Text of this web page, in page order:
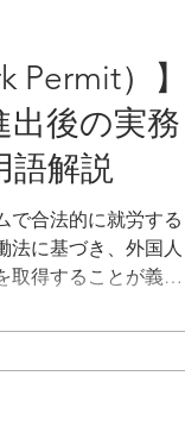
Permit）】
出後の実務
語解説
で合法的に就労する
法に基づき、外国人
取得することが義務
どが必要です。申請